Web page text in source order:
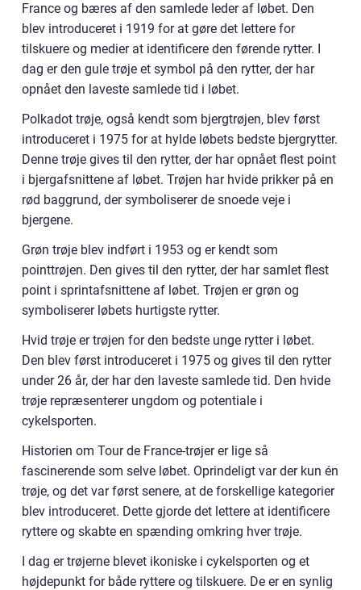
France og bæres af den samlede leder af løbet. Den
blev introduceret i 1919 for at gøre det lettere for
tilskuere og medier at identificere den førende rytter. I
dag er den gule trøje et symbol på den rytter, der har
opnået den laveste samlede tid i løbet.
Polkadot trøje, også kendt som bjergtrøjen, blev først
introduceret i 1975 for at hylde løbets bedste bjergrytter.
Denne trøje gives til den rytter, der har opnået flest point
i bjergafsnittene af løbet. Trøjen har hvide prikker på en
rød baggrund, der symboliserer de snoede veje i
bjergene.
Grøn trøje blev indført i 1953 og er kendt som
pointtrøjen. Den gives til den rytter, der har samlet flest
point i sprintafsnittene af løbet. Trøjen er grøn og
symboliserer løbets hurtigste rytter.
Hvid trøje er trøjen for den bedste unge rytter i løbet.
Den blev først introduceret i 1975 og gives til den rytter
under 26 år, der har den laveste samlede tid. Den hvide
trøje repræsenterer ungdom og potentiale i
cykelsporten.
Historien om Tour de France-trøjer er lige så
fascinerende som selve løbet. Oprindeligt var der kun én
trøje, og det var først senere, at de forskellige kategorier
blev introduceret. Dette gjorde det lettere at identificere
ryttere og skabte en spænding omkring hver trøje.
I dag er trøjerne blevet ikoniske i cykelsporten og et
højdepunkt for både ryttere og tilskuere. De er en synlig